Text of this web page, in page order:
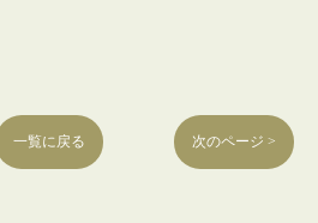
一覧に戻る 次のページ >